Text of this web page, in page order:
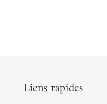
Liens rapides